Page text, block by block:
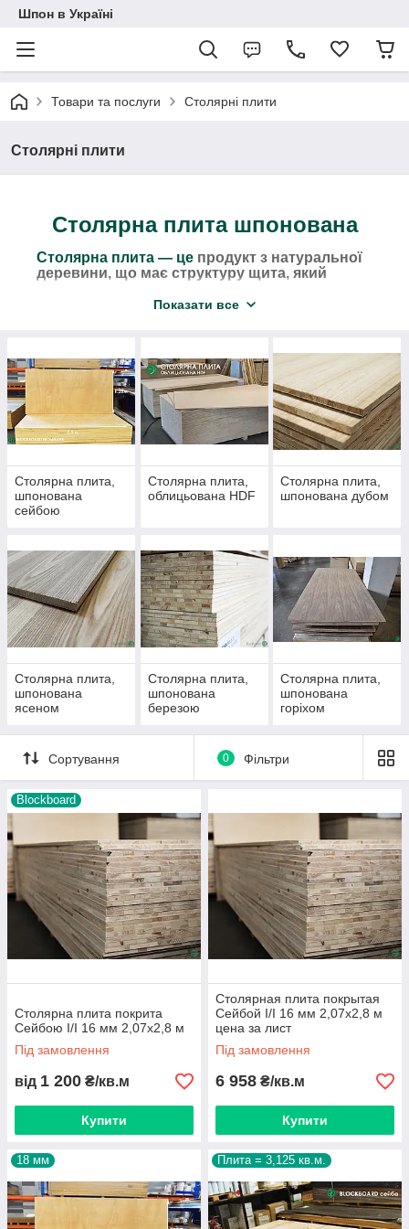
Шпон в Україні
Товари та послуги Столярні плити
Столярні плити
Столярна плита шпонована
Столярна плита — це продукт з натуральної
деревини, що має структуру щита, який
стабільність, механічну стійкість і порівняно
невелика вага. А використання основи з хвойних
порід і шпону для облицювання поверхні робить
такий матеріал доступніше, ніж класичний
меблевий щит.
Властивості столярної плити
шпонированной: легка вага, висока
стабільність до поздовжньо-поперечному
викривленню, має високу міцність, низький вміст
Ми реалізуємо столярну плиту українського і
польського виробництва:
Плити великого формату: 2,80х2,0,7 м; 1,25х2,5 м,
2,5х1,25 м.
Фанерування плит товщиною 18 мм, 19 мм
Невисока ціна по Україні.
Відмінні експлуатаційні характеристики.
Безпека з екологічної точки зору.
Надійність і сверхстойкость до деформаційних
навантажень.
Легка вага (1 м3 важить всього 550 кг).
Тривалий термін роботи (служби).
Можливість установки без допоміжної обробки.
Показати все
Столярна плита,
шпонована
сейбою
Столярна плита,
облицьована HDF
Столярна плита,
шпонована дубом
Столярна плита,
шпонована
ясеном
Столярна плита,
шпонована
березою
Столярна плита,
шпонована
горіхом
Сортування 0 Фільтри
Blockboard
Столярна плита покрита
Сейбою I/I 16 мм 2,07х2,8 м
Під замовлення
від 1 200 ₴/кв.м
Купити
Столярная плита покрытая
Сейбой I/I 16 мм 2,07х2,8 м
цена за лист
Під замовлення
6 958 ₴/кв.м
Купити
18 мм Плита = 3,125 кв.м.